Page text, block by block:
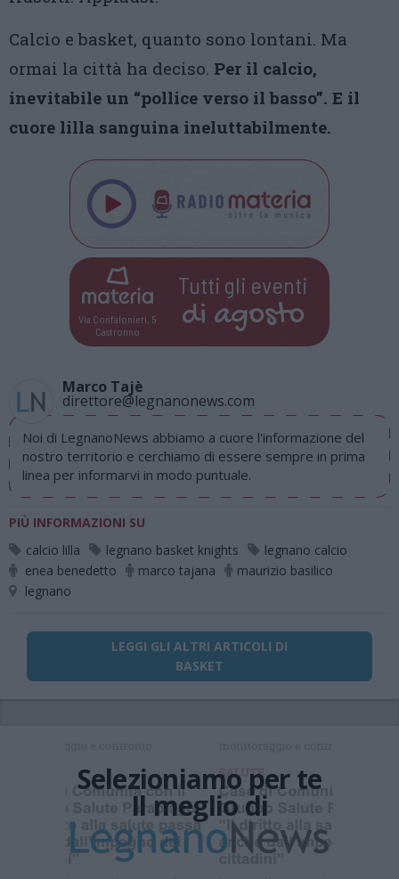
Calcio e basket, quanto sono lontani. Ma
ormai la città ha deciso. Per il calcio,
inevitabile un “pollice verso il basso”. E il
cuore lilla sanguina ineluttabilmente.
Via Confalonieri, 5
Castronno
Tutti gli eventi
di agosto
Marco Tajè
direttore@legnanonews.com
Noi di LegnanoNews abbiamo a cuore l'informazione del
nostro territorio e cerchiamo di essere sempre in prima
linea per informarvi in modo puntuale.
PIÙ INFORMAZIONI SU
calcio lilla
legnano basket knights
legnano calcio
enea benedetto
marco tajana
maurizio basilico
legnano
LEGGI GLI ALTRI ARTICOLI DI
BASKET
Selezioniamo per te
Il meglio di